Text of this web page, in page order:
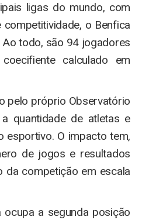
ligas do mundo, com
o Benfica
todo, são 94 jogadores
calculado em
pelo próprio Observatório
quantidade de atletas e
esportivo. O impacto tem,
de jogos e resultados
competição em escala
ocupa a segunda posição